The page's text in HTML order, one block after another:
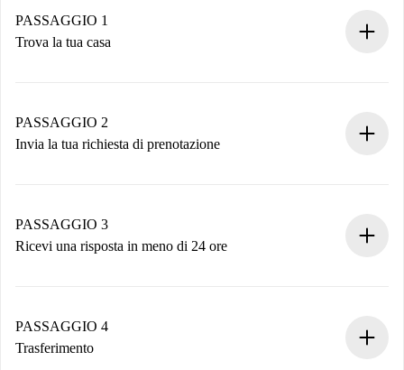
PASSAGGIO 1
Trova la tua casa
Hai tutte le informazioni necessarie in anticipo.
PASSAGGIO 2
Invia la tua richiesta di prenotazione
non accetta.
PASSAGGIO 3
Ricevi una risposta in meno di 24 ore
contatto con il proprietario.
Se rifiutata: non ti addebiteremo nulla e ti proporremo
PASSAGGIO 4
Trasferimento